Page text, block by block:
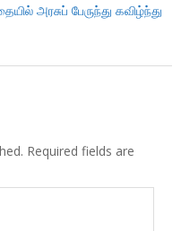
அரசுப் பேருந்து கவிழ்ந்து
Required fields are